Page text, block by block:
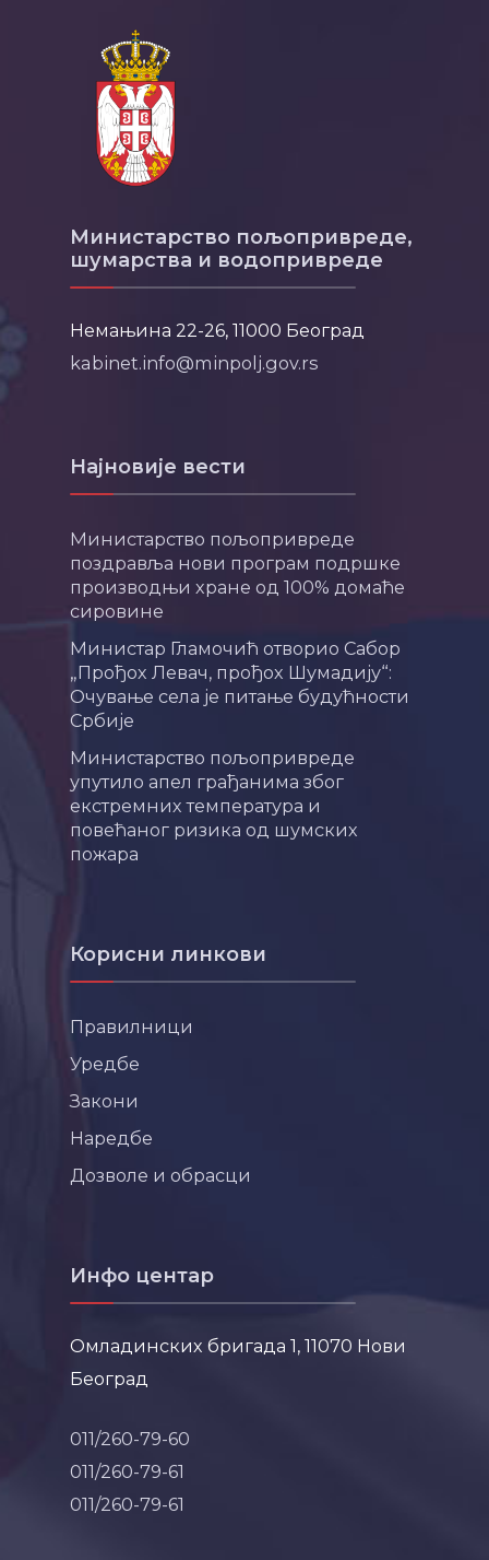
Министарство пољопривреде,
шумарства и водопривреде
Немањина 22-26, 11000 Београд
kabinet.info@minpolj.gov.rs
Најновије вести
Министарство пољопривреде
поздравља нови програм подршке
производњи хране од 100% домаће
сировине
Министар Гламочић отворио Сабор
„Прођох Левач, прођох Шумадију“:
Очување села је питање будућности
Србије
Министарство пољопривреде
упутило апел грађанима због
екстремних температура и
повећаног ризика од шумских
пожара
Корисни линкови
Правилници
Уредбе
Закони
Наредбе
Дозволе и обрасци
Инфо центар
Омладинских бригада 1, 11070 Нови
Београд
011/260-79-60
011/260-79-61
011/260-79-61